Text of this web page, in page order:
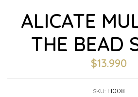
ALICATE
THE BEAD
$13.990
SKU: H008